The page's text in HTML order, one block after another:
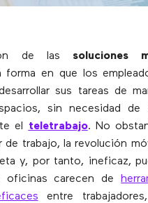
de las soluciones
forma en que los
sus tareas de
sin necesidad de
el teletrabajo. No
de trabajo, la revolución
y, por tanto, ineficaz,
oficinas carecen de
entre